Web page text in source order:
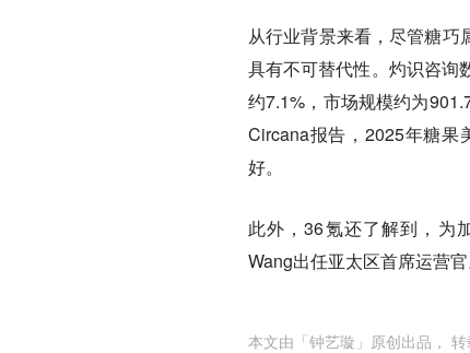
从行业背景来看，尽管糖巧
具有不可替代性。灼识咨询
约7.1%，市场规模约为
Circana报告，2025年糖果
好。
此外，36氪还了解到，为
Wang出任亚太区首席运营
本文由「钟艺璇 」原创出品，